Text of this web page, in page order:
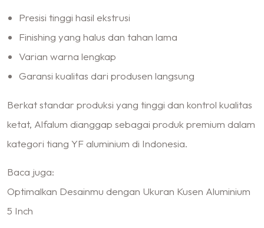
Presisi tinggi hasil ekstrusi
Finishing yang halus dan tahan lama
Varian warna lengkap
Garansi kualitas dari produsen langsung
Berkat standar produksi yang tinggi dan kontrol kualitas
ketat, Alfalum dianggap sebagai produk premium dalam
kategori tiang YF aluminium di Indonesia.
Baca juga:
Optimalkan Desainmu dengan Ukuran Kusen Aluminium
5 Inch